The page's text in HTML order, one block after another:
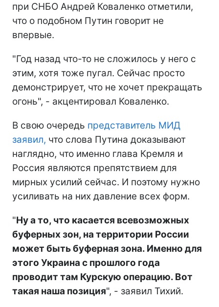
при СНБО Андрей Коваленко отметили,
что о подобном Путин говорит не
впервые.
"Год назад что-то не сложилось у него с
этим, хотя тоже пугал. Сейчас просто
демонстрирует, что не хочет прекращать
огонь", - акцентировал Коваленко.
В свою очередь представитель МИД
заявил, что слова Путина доказывают
наглядно, что именно глава Кремля и
Россия являются препятствием для
мирных усилий сейчас. И поэтому нужно
усиливать на них давление всех форм.
"Ну а то, что касается всевозможных
буферных зон, на территории России
может быть буферная зона. Именно для
этого Украина с прошлого года
проводит там Курскую операцию. Вот
такая наша позиция", - заявил Тихий.